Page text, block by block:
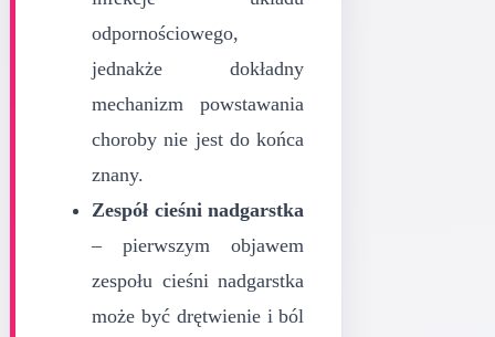
odpornościowego,
jednakże dokładny
mechanizm powstawania
choroby nie jest do końca
znany.
Zespół cieśni nadgarstka
– pierwszym objawem
zespołu cieśni nadgarstka
może być drętwienie i ból